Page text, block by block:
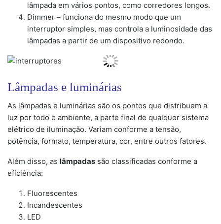
lâmpada em vários pontos, como corredores longos.
Dimmer – funciona do mesmo modo que um
interruptor simples, mas controla a luminosidade das
lâmpadas a partir de um dispositivo redondo.
Lâmpadas e luminárias
As lâmpadas e luminárias são os pontos que distribuem a
luz por todo o ambiente, a parte final de qualquer sistema
elétrico de iluminação. Variam conforme a tensão,
potência, formato, temperatura, cor, entre outros fatores.
Além disso, as lâmpadas são classificadas conforme a
eficiência:
Fluorescentes
Incandescentes
LED